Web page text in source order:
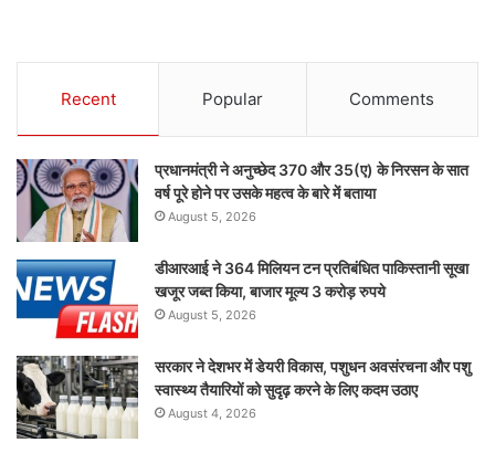
Recent Popular Comments
प्रधानमंत्री ने अनुच्छेद 370 और 35(ए) के निरसन के सात
वर्ष पूरे होने पर उसके महत्व के बारे में बताया
August 5, 2026
डीआरआई ने 364 मिलियन टन प्रतिबंधित पाकिस्तानी सूखा
खजूर जब्त किया, बाजार मूल्य 3 करोड़ रुपये
August 5, 2026
सरकार ने देशभर में डेयरी विकास, पशुधन अवसंरचना और पशु
स्वास्थ्य तैयारियों को सुदृढ़ करने के लिए कदम उठाए
August 4, 2026